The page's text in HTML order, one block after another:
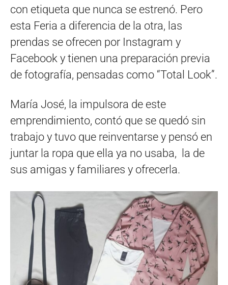
con etiqueta que nunca se estrenó. Pero
esta Feria a diferencia de la otra, las
prendas se ofrecen por Instagram y
Facebook y tienen una preparación previa
de fotografía, pensadas como “Total Look”.
María José, la impulsora de este
emprendimiento, contó que se quedó sin
trabajo y tuvo que reinventarse y pensó en
juntar la ropa que ella ya no usaba, la de
sus amigas y familiares y ofrecerla.